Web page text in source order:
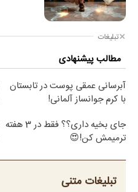
تبلیغات
مطالب پیشنهادی
آبرسانی عمقی پوست در تابستان
با کرم جوانساز آلمانی!
جای بخیه داری؟؟ فقط در 3 هفته
ترمیمش کن!😍
تبلیغات متنی